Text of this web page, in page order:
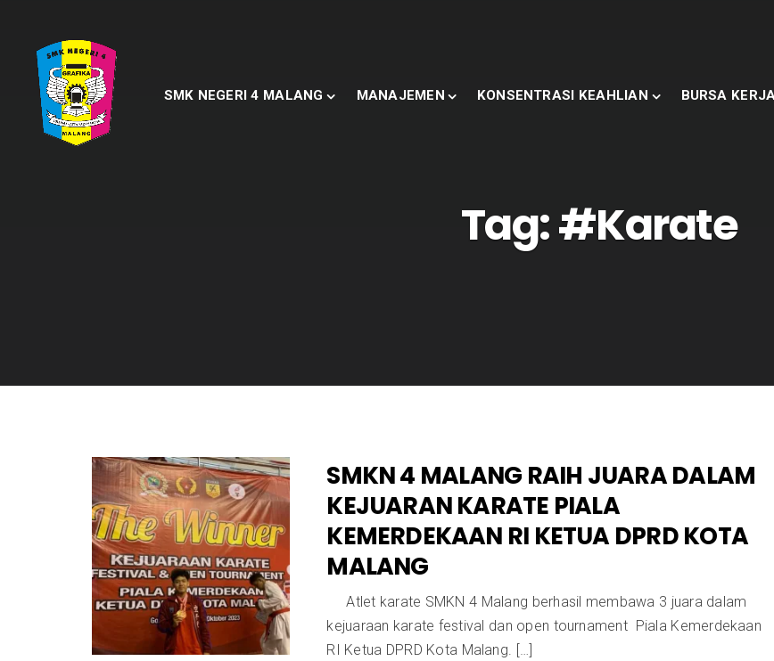
SMK NEGERI 4 MALANG MANAJEMEN KONSENTRASI KEAHLIAN BURSA
Tag:#Karate
SMKN 4 MALANG RAIH JUARA DALAM
KEJUARAN KARATE PIALA
KEMERDEKAAN RI KETUA DPRD KOTA
MALANG
Atlet karate SMKN 4 Malang berhasil membawa 3 juara dalam
kejuaraan karate festival dan open tournament Piala Kemerdekaan
RI Ketua DPRD Kota Malang. […]